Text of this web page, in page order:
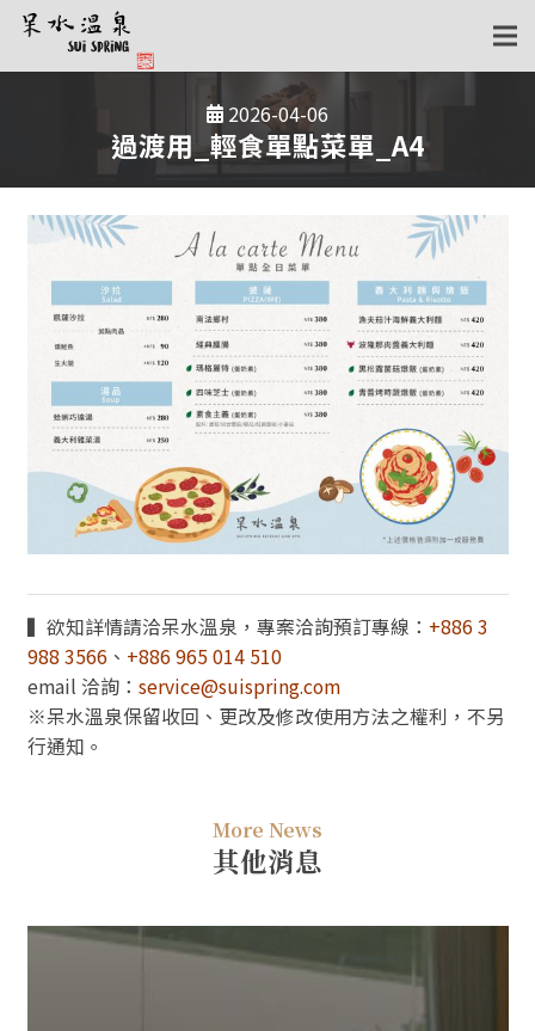
2026-04-06
過渡用_輕食單點菜單_A4
▍欲知詳情請洽呆水溫泉，專案洽詢預訂專線： +886 3
988 3566、 +886 965 014 510
email 洽詢： service@suispring.com
※呆水溫泉保留收回、更改及修改使用方法之權利，不另
行通知。
More News
其他消息